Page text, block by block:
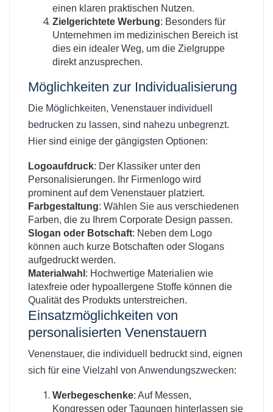
einen klaren praktischen Nutzen.
Zielgerichtete Werbung: Besonders für
Unternehmen im medizinischen Bereich ist
dies ein idealer Weg, um die Zielgruppe
direkt anzusprechen.
Möglichkeiten zur Individualisierung
Die Möglichkeiten, Venenstauer individuell
bedrucken zu lassen, sind nahezu unbegrenzt.
Hier sind einige der gängigsten Optionen:
Logoaufdruck: Der Klassiker unter den
Personalisierungen. Ihr Firmenlogo wird
prominent auf dem Venenstauer platziert.
Farbgestaltung: Wählen Sie aus verschiedenen
Farben, die zu Ihrem Corporate Design passen.
Slogan oder Botschaft: Neben dem Logo
können auch kurze Botschaften oder Slogans
aufgedruckt werden.
Materialwahl : Hochwertige Materialien wie
latexfreie oder hypoallergene Stoffe können die
Qualität des Produkts unterstreichen.
Einsatzmöglichkeiten von
personalisierten Venenstauern
Venenstauer, die individuell bedruckt sind, eignen
sich für eine Vielzahl von Anwendungszwecken:
Werbegeschenke: Auf Messen,
Kongressen oder Tagungen hinterlassen sie